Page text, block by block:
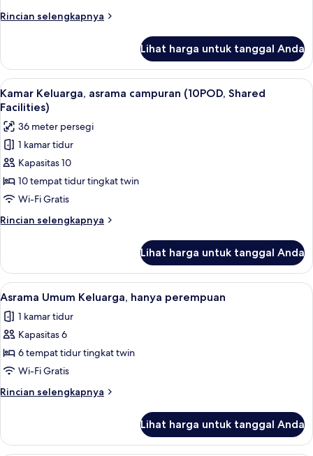
Tempat
Tidur
akses
difabel
(Ensuite)
Rincian selengkapnya
Rincian
Kamar,
Tempat
Tidur
akses
difabel
(Ensuite)
Lihat harga untuk tanggal Anda
Lihat
semua
foto
untuk
Kamar
Keluarga,
asrama
campuran
(10POD,
Shared
7
Kamar Keluarga, asrama campuran (10POD, Shared
Facilities)
36 meter persegi
1 kamar tidur
Kapasitas 10
10 tempat tidur tingkat twin
Wi-Fi Gratis
Rincian selengkapnya
Rincian
Kamar
Keluarga,
asrama
(10POD,
Shared
Lihat harga untuk tanggal Anda
Lihat
semua
foto
untuk
Asrama
Umum
Keluarga,
hanya
6
Asrama Umum Keluarga, hanya perempuan
1 kamar tidur
Kapasitas 6
6 tempat tidur tingkat twin
Wi-Fi Gratis
Rincian selengkapnya
Rincian
Asrama
Lihat harga untuk tanggal Anda